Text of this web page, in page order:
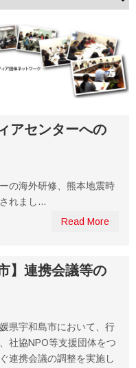
アセンターへの
の海外研修、熊本地震時
れまし...
Read More
】連携会議等の
県宇和島市において、行
社協NPO等支援団体をつ
連携会議の調整を実施し